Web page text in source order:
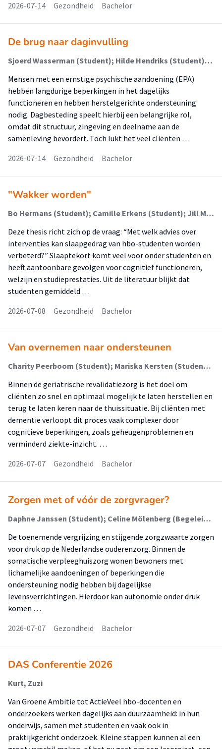
2026-07-14
Gezondheid Bachelor
De brug naar daginvulling
Sjoerd Wasserman (Student); Hilde Hendriks (Student); Simone Arkesteijn (Begeleider)
Mensen met een ernstige psychische aandoening (EPA)
hebben langdurige beperkingen in het dagelijks
functioneren en hebben herstelgerichte ondersteuning
nodig. Dagbesteding speelt hierbij een belangrijke rol,
omdat dit structuur, zingeving en deelname aan de
samenleving bevordert. Toch lukt het veel cliënten …
2026-07-14
Gezondheid Bachelor
"Wakker worden"
Bo Hermans (Student); Camille Erkens (Student); Jill Mourmans (Student); Pieter Eijgenraam (Begeleider); Eveliene Dera de Bie (Begeleider)
Deze thesis richt zich op de vraag: “Met welk advies over
interventies kan slaapgedrag van hbo-studenten worden
verbeterd?” Slaaptekort komt veel voor onder studenten en
heeft aantoonbare gevolgen voor cognitief functioneren,
welzijn en studieprestaties. Uit de literatuur blijkt dat
studenten gemiddeld …
2026-07-08
Gezondheid Bachelor
Van overnemen naar ondersteunen
Charity Peerboom (Student); Mariska Kersten (Student); Katjana Leduc (Begeleider)
Binnen de geriatrische revalidatiezorg is het doel om
cliënten zo snel en optimaal mogelijk te laten herstellen en
terug te laten keren naar de thuissituatie. Bij cliënten met
dementie verloopt dit proces vaak complexer door
cognitieve beperkingen, zoals geheugenproblemen en
verminderd ziekte-inzicht. …
2026-07-07
Gezondheid Bachelor
Zorgen met of vóór de zorgvrager?
Daphne Janssen (Student); Celine Mölenberg (Begeleider)
De toenemende vergrijzing en stijgende zorgzwaarte zorgen
voor druk op de Nederlandse ouderenzorg. Binnen de
somatische verpleeghuiszorg wonen bewoners met
lichamelijke aandoeningen of beperkingen die
ondersteuning nodig hebben bij dagelijkse
levensverrichtingen. Hierdoor kan autonomie onder druk
komen …
2026-07-07
Gezondheid Bachelor
DAS Conferentie 2026
Kurt, Zuzi
Van Groene Ambitie tot ActieVeel hbo-docenten en
onderzoekers werken dagelijks aan duurzaamheid: in hun
onderwijs, samen met studenten en vaak ook in
praktijkgericht onderzoek. Kleine stappen kunnen al een